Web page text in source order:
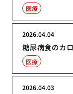
医療
糖尿病食のカ
2026.04.04
医療
2026.04.03